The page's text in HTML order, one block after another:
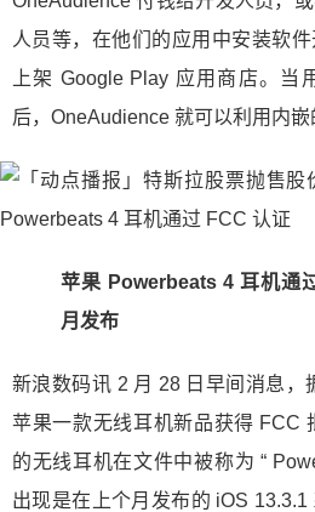
人员等，在他们的应用中安装软
上架 Google Play 应用商店。当
后，OneAudience 就可以利用内嵌
苹果 Powerbeats 4 耳机通
月发布
新浪数码讯 2 月 28 日早间消息，
苹果一款无线耳机新品获得 FCC
的无线耳机在文件中被称为 “
出现是在上个月发布的 iOS